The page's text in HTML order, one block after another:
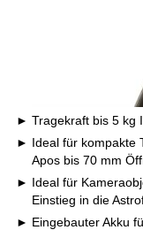
Tragekraft bis 5 kg
Ideal für kompakte
Apos bis 70 mm
Ideal für
Einstieg in die
Eingebauter Akku